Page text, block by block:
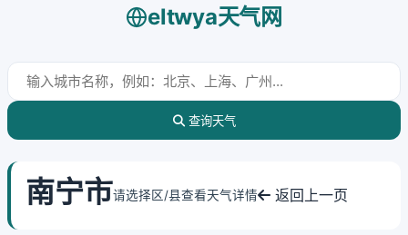
eltwya天气网
查询天气
南宁市请选择区/县查看天气详情 返回上一页